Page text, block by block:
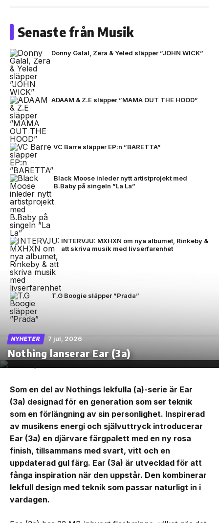
Senaste från Musik
Donny Galal, Zera & Yeled släpper ”JOHN WICK”
ADAAM & Z.E släpper ”MAMA OUT THE HOOD”
VC Barre släpper EP:n ”BARETTA”
Black Moose inleder nytt artistprojekt med
B.Baby på singeln ”La La”
INTERVJU: MXHXN om nya albumet, Rinkeby &
att skriva musik med livserfarenhet
T.G Boogie släpper ”Prada”
NYHETER 7 jul, 2026
Nothing lanserar Ear (3a)
Som en del av Nothings lekfulla (a)-serie är Ear
(3a) designad för en generation som ser teknik
som en förlängning av sin personlighet. Inspirerad
av musikens energi och självuttryck introducerar
Ear (3a) en djärvare färgpalett med en ny rosa
finish, tillsammans med svart, vitt och en
uppdaterad gul färg. Ear (3a) är utvecklad för att
fånga inspiration när den uppstår. Den kombinerar
lekfull design med teknik som passar naturligt in i
vardagen.